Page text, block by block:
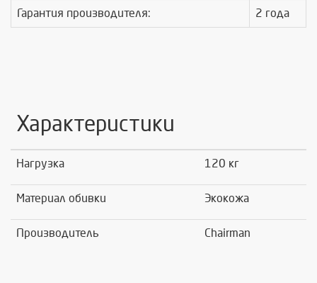
Гарантия производителя: 2 года
Характеристики
Нагрузка 120 кг
Материал обивки Экокожа
Производитель Chairman